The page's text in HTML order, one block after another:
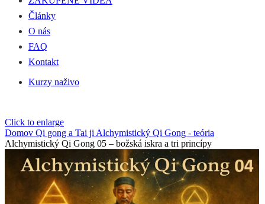
Články
O nás
FAQ
Kontakt
Kurzy naživo
Click to enlarge
Domov Qi gong a Tai ji Alchymistický Qi Gong - teória
Alchymistický Qi Gong 05 – božská iskra a tri princípy